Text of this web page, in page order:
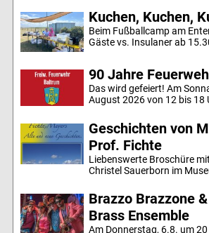
Kuchen, Kuchen,
Beim Fußballcamp am
Gäste vs. Insulaner ab
90 Jahre
Das wird gefeiert! Am
August 2026 von 12 bis 18
Geschichten von
Prof. Fichte
Liebenswerte Broschüre
Christel Sauerborn im
Brazzo Brazzone
Brass Ensemble
Am Donnerstag, 6.8. um